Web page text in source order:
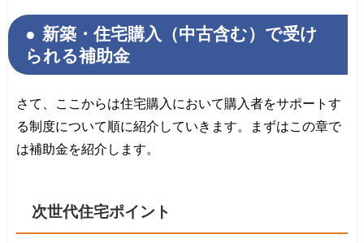
新築・住宅購入（中古含む）で受け
られる補助金
さて、ここからは住宅購入において購入者をサポートす
る制度について順に紹介していきます。まずはこの章で
は補助金を紹介します。
次世代住宅ポイント